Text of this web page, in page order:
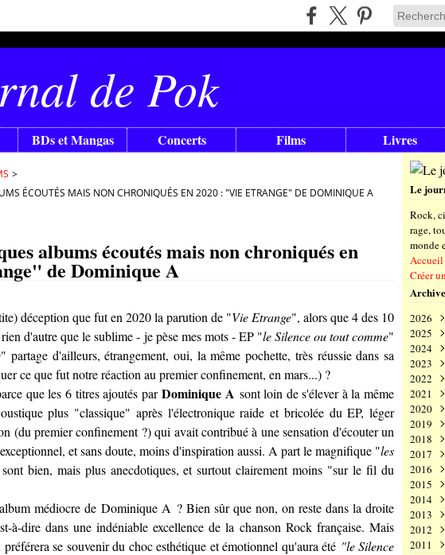
de Pok
BDs et Mangas Concerts Films Livres
>
ÉCOUTÉS MAIS NON CHRONIQUÉS EN 2020 : "VIE ETRANGE" DE DOMINIQUE A
albums écoutés mais non chroniqués en
de Dominique A
déception que fut en 2020 la parution de "Vie Etrange", alors que 4 des 10
d'autre que le sublime - je pèse mes mots - EP "le Silence ou tout comme"
" partage d'ailleurs, étrangement, oui, la même pochette, très réussie dans sa
ce que fut notre réaction au premier confinement, en mars...) ?
que les 6 titres ajoutés parDominique A sont loin de s'élever à la même
plus "classique" après l'électronique raide et bricolée du EP, léger
(du premier confinement ?) qui avait contribué à une sensation d'écouter un
et sans doute, moins d'inspiration aussi. A part le magnifique "les
bien, mais plus anecdotiques, et surtout clairement moins "sur le fil du
médiocre deDominique A ? Bien sûr que non, on reste dans la droite
à-dire dans une indéniable excellence de la chanson Rock française. Mais
se souvenir du choc esthétique et émotionnel qu'aura été "le Silence
Le
Rock,
rage,
monde
Créer
2026
Août
Juillet
Juin
Mai
Avril
Mars
2025
Août
Juillet
Juin
Mai
Avril
Mars
2024
Août
Juillet
Juin
Mai
Avril
Mars
2023
Août
Juillet
Juin
Mai
Avril
Mars
2022
Août
Juillet
Juin
Mai
Avril
Mars
2021
Août
Juillet
Juin
Mai
Avril
Mars
2020
Août
Juillet
Juin
Mai
Avril
2019
Août
Juillet
Juin
Mai
2018
Août
Juillet
Juin
2017
Août
Juillet
2016
Août
2015
2014
2013
2012
2011